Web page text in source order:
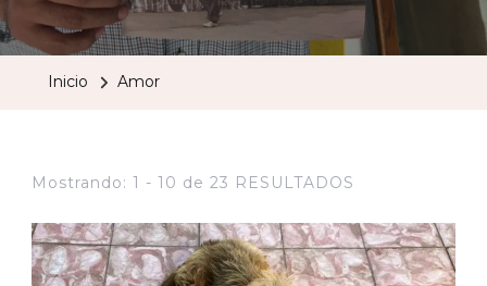
Inicio Amor
Mostrando: 1 - 10 de 23 RESULTADOS